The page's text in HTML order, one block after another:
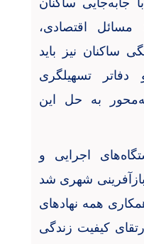
جابه‌جایی ساکنان
مسائل اقتصادی،
ساکنان نیز باید
دفاتر تسهیلگری
به حل این
اجرایی و
شهری شد
همه نهادهای
کیفیت زندگی